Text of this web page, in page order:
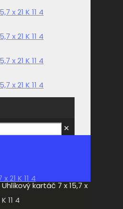
✕
21 K 11 4
kartáč 7 x 15,7 x
11 4